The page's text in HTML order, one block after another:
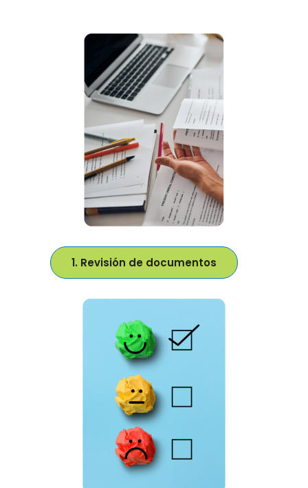
1. Revisión de documentos